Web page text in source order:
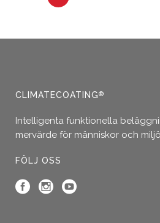
CLIMATECOATING®
Intelligenta funktionella
mervärde för människor och
FÖLJ OSS